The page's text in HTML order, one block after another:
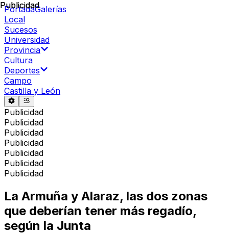
PortadaGalerías
Local
Sucesos
Universidad
Provincia
Cultura
Deportes
Campo
Castilla y León
Publicidad
Publicidad
Publicidad
Publicidad
Publicidad
Publicidad
Publicidad
Publicidad
La Armuña y Alaraz, las dos zonas
que deberían tener más regadío,
según la Junta
Publicidad